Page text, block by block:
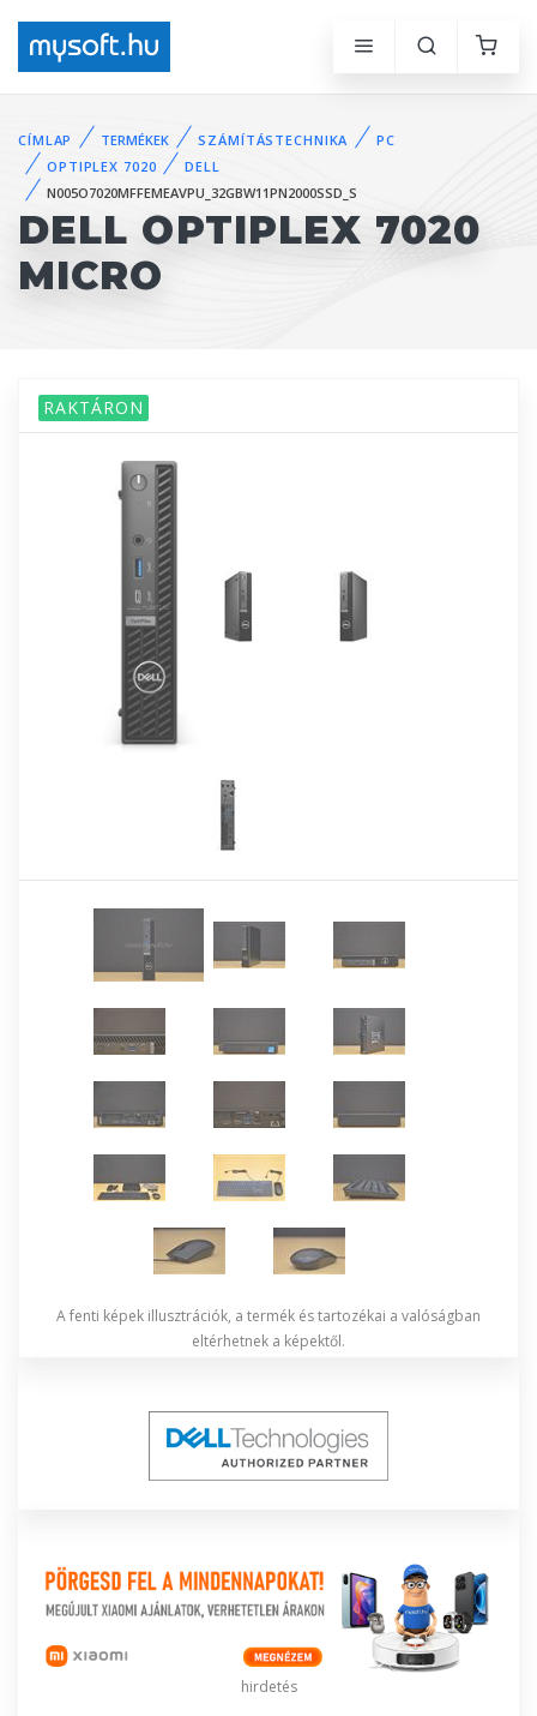
CÍMLAP TERMÉKEK SZÁMÍTÁSTECHNIKA
PC
OPTIPLEX 7020
DELL
N005O7020MFFEMEAVPU_32GBW11PN2000SSD_S
DELL OPTIPLEX 7020
MICRO
RAKTÁRON
A fenti képek illusztrációk, a termék és tartozékai a valóságban
eltérhetnek a képektől.
hirdetés